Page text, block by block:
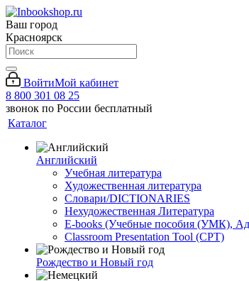
Ваш город
Красноярск
ВойтиМой кабинет
8 800 301 08 25
звонок по России бесплатный
Каталог
Английский
Учебная литература
Художественная литература
Словари/DICTIONARIES
Нехудожественная Литература
E-books (Учебные пособия (УМК),
Classroom Presentation Tool (CPT)
Рождество и Новый год